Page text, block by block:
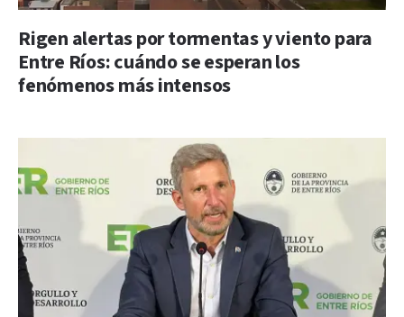
Rigen alertas por tormentas y viento para
Entre Ríos: cuándo se esperan los
fenómenos más intensos